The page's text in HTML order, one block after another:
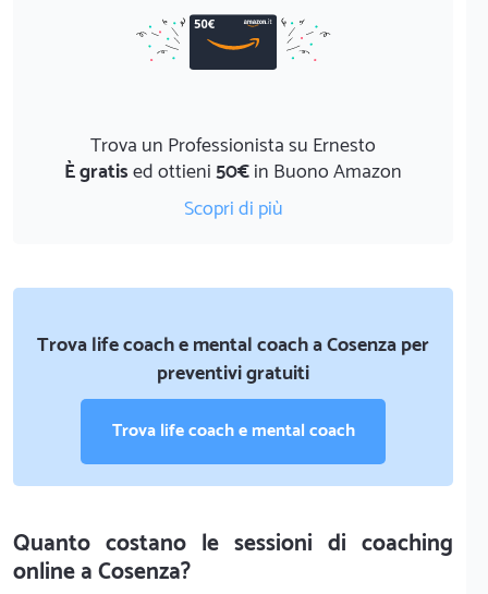
Trova un Professionista su Ernesto
È gratised ottieni50€in Buono Amazon
Scopri di più
Trova life coach e mental coach a Cosenza per
preventivi gratuiti
Trova life coach e mental coach
Quanto costano le sessioni di coaching
online a Cosenza?